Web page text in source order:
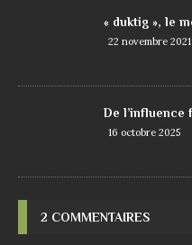
« duktig », le
22 novembre 2021
De l’influence
16 octobre 2025
2 COMMENTAIRES